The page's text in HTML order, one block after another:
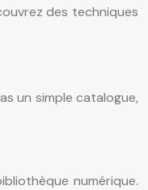
des techniques
un simple catalogue,
numérique.